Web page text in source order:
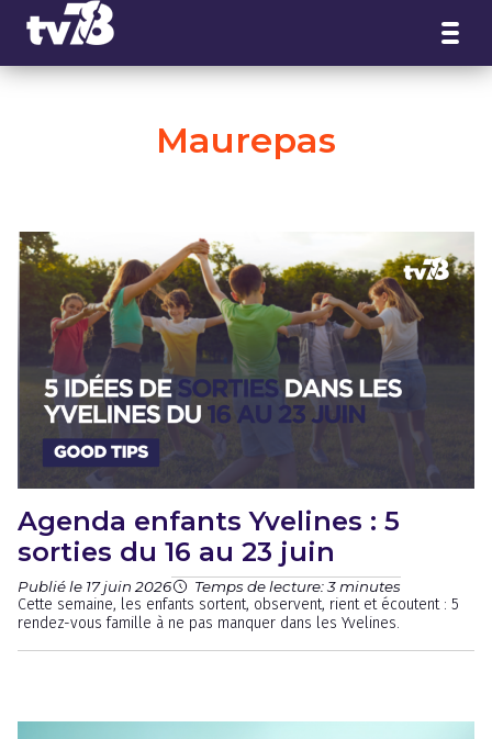
Maurepas
Agenda enfants Yvelines : 5
sorties du 16 au 23 juin
Publié le 17 juin 2026 Temps de lecture: 3 minutes
Cette semaine, les enfants sortent, observent, rient et écoutent : 5
rendez-vous famille à ne pas manquer dans les Yvelines.
Panneau de gestion des cookies